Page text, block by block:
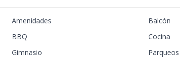
Amenidades
Balcón
BBQ
Cocina
Gimnasio
Parqueos